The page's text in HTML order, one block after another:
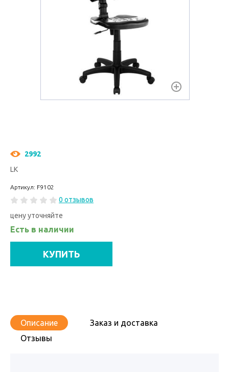
2992
LK
Артикул: F9102
0 отзывов
цену уточняйте
Есть в наличии
КУПИТЬ
Описание
Заказ и доставка
Отзывы